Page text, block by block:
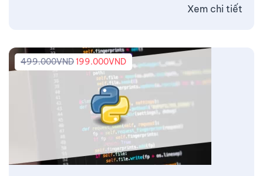
Xem chi tiết
499.000VND199.000VND